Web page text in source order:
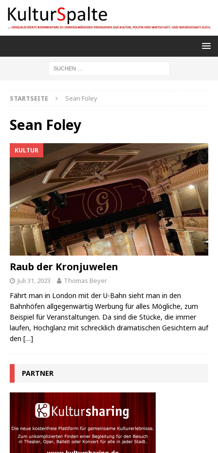
STARTSEITE Sean Foley
Sean Foley
KULTUR
Raub der Kronjuwelen
Juli 31, 2023 Thomas Beyer
Fährt man in London mit der U-Bahn sieht man in den
Bahnhöfen allgegenwärtig Werbung für alles Mögliche, zum
Beispiel für Veranstaltungen. Da sind die Stücke, die immer
laufen, Hochglanz mit schrecklich dramatischen Gesichtern auf
den […]
PARTNER